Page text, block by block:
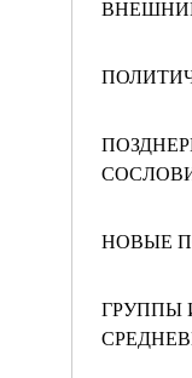
НОВЫЕ
ГРУППЫ